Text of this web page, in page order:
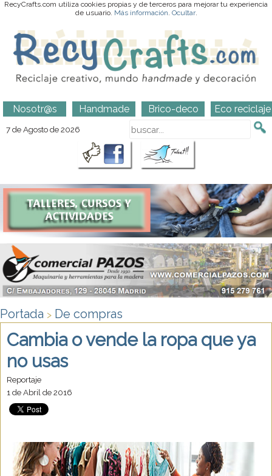
RecyCrafts.com utiliza cookies propias y de terceros para mejorar tu experiencia
de usuario. Más información. Ocultar.
Nosotr@s Handmade Brico-deco Eco reciclaje
7 de Agosto de 2026
Portada > De compras
Cambia o vende la ropa que ya
no usas
Reportaje
1 de Abril de 2016